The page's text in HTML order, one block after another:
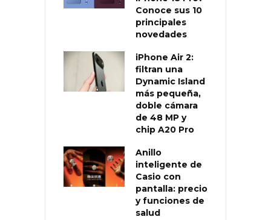
Conoce sus 10
principales
novedades
iPhone Air 2:
filtran una
Dynamic Island
más pequeña,
doble cámara
de 48 MP y
chip A20 Pro
Anillo
inteligente de
Casio con
pantalla: precio
y funciones de
salud